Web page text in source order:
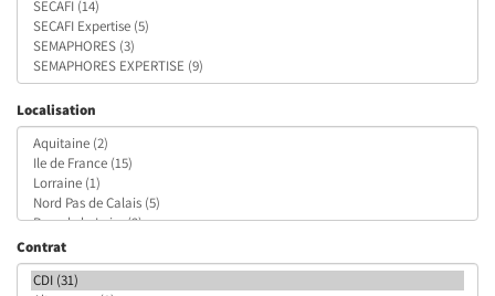
Localisation
Contrat